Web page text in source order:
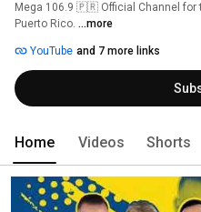
Mega 106.9 🇵🇷 Official Channel for
Puerto Rico. ...more
YouTube and 7 more links
Home Videos Shorts